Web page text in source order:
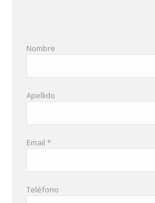
Nombre
Apellido
Email *
Teléfono